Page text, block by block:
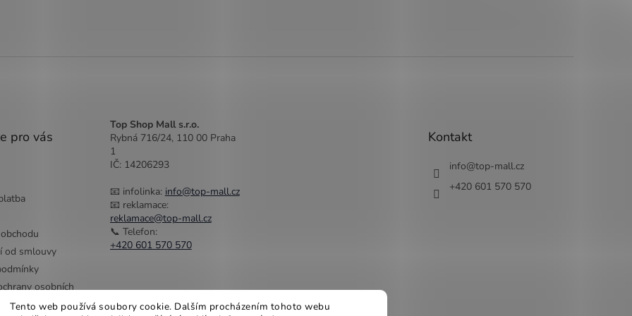
Tento web používá soubory cookie. Dalším procházením tohoto webu
pro vás
od smlouvy
osobních
Top Shop Mall s.r.o.
Rybná 716/24, 110 00 Praha
1
IČ: 14206293
📧 infolinka: info@top-mall.cz
📧 reklamace:
reklamace@top-mall.cz
📞 Telefon:
+420 601 570 570
Kontakt
info@top-mall.cz
+420 601 570 570